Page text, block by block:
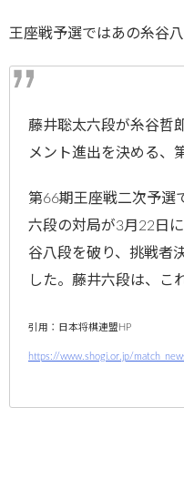
王座戦予選ではあの糸谷
藤井聡太六段が糸谷哲
メント進出を決める、
第66期王座戦二次予選
六段の対局が3月22日
谷八段を破り、挑戦者
した。藤井六段は、こ
引用：日本将棋連盟HP
https://www.shogi.or.jp/